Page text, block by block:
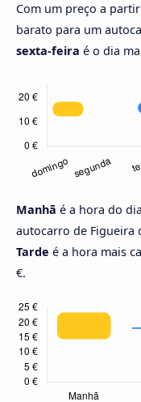
Com um preço a
barato para um
sexta-feira é o dia
Manhã é a hora do
autocarro de Figueira
Tarde é a hora mais
€.